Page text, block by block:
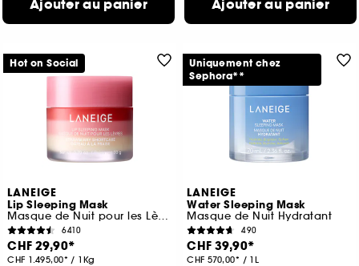
Ajouter au panier Ajouter au panier
LANEIGE
Lip Sleeping Mask
Masque de Nuit pour les Lèvres
6410
CHF 29,90
CHF 1.495,00 / 1Kg
Hot on Social
LANEIGE
Water Sleeping Mask
Masque de Nuit Hydratant
490
CHF 39,90
CHF 570,00 / 1L
Uniquement chez
Sephora**